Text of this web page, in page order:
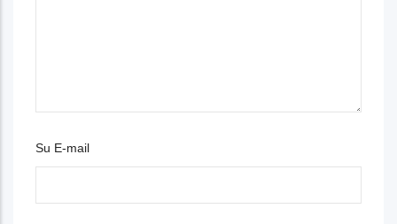
Su E-mail